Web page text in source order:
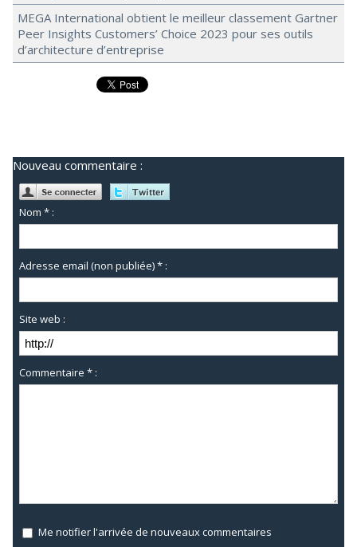
MEGA International obtient le meilleur classement Gartner
Peer Insights Customers’ Choice 2023 pour ses outils
d’architecture d’entreprise
Nouveau commentaire :
Nom * :
Adresse email (non publiée) * :
Site web :
Commentaire * :
Me notifier l'arrivée de nouveaux commentaires